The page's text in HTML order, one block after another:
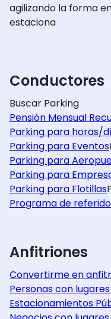
agilizando la forma
estaciona
Conductores
Buscar Parking
Pensión Mensual
Parking para horas/
Parking para Eventos
Parking para
Parking para
Parking para Flotillas
Programa de
Anfitriones
Convertirme en
Personas con
Estacionamientos